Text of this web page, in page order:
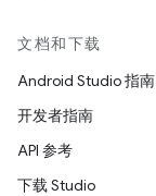
文档和下载
Android Studio 指南
开发者指南
API 参考
下载 Studio